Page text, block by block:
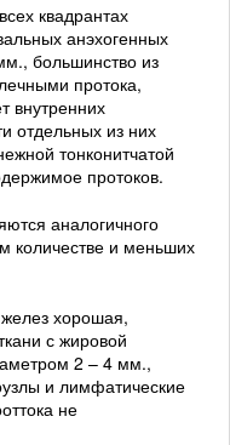
квадрантах
анэхогенных
большинство из
протока,
внутренних
отдельных из них
тонконитчатой
протоков.
аналогичного
количестве и меньших
хорошая,
с жировой
2 – 4 мм.,
и лимфатические
не